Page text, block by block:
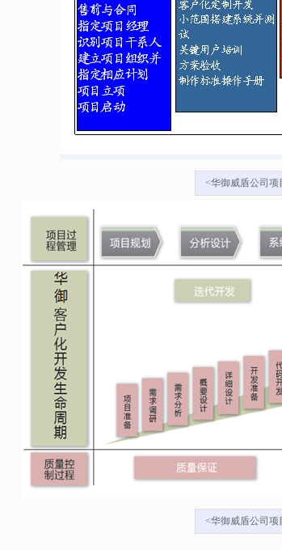
<华御威盾公司项
<华御威盾公司项